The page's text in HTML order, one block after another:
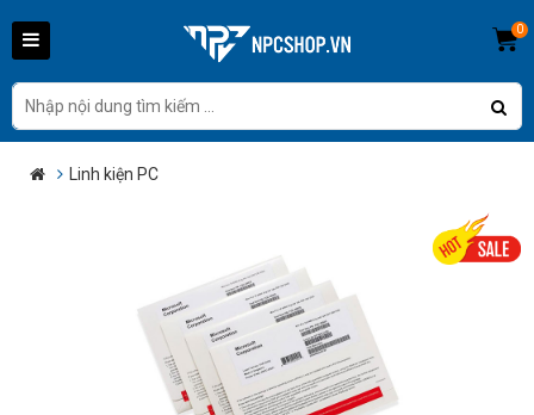
0
Linh kiện PC